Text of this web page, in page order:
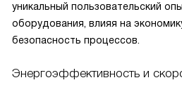
уникальный пользовательский
оборудования, влияя на
безопасность процессов.
Энергоэффективность и